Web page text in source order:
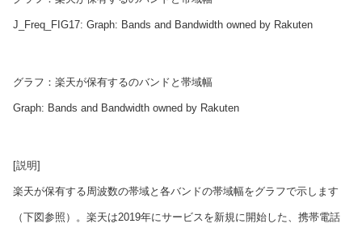
J_Freq_FIG17: Graph: Bands and Bandwidth owned by Rakuten
グラフ：楽天が保有するのバンドと帯域幅
Graph: Bands and Bandwidth owned by Rakuten
[説明]
楽天が保有する周波数の帯域と各バンドの帯域幅をグラフで示します
（下図参照）。楽天は2019年にサービスを新規に開始した、携帯電話